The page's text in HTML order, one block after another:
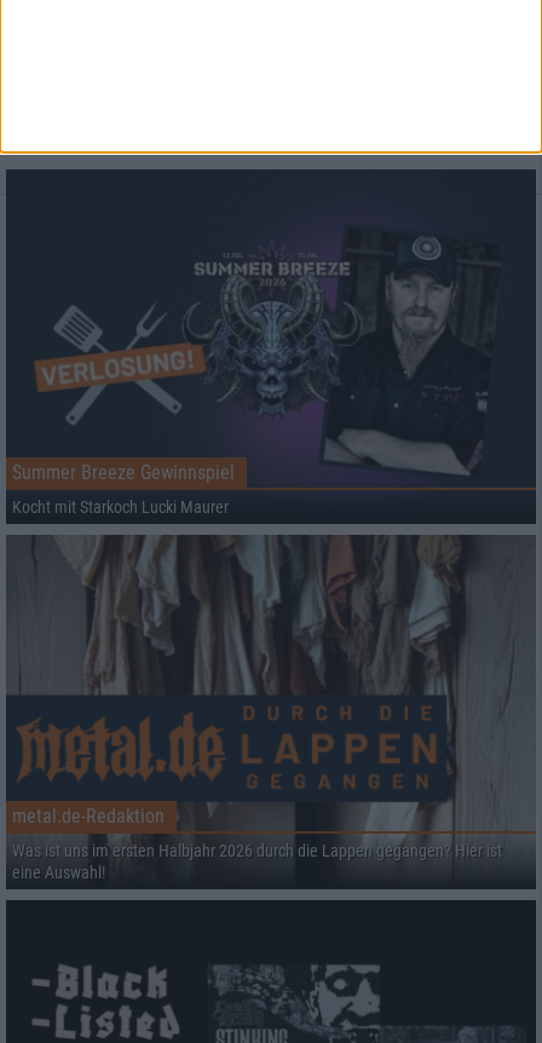
Summer Breeze Gewinnspiel
Kocht mit Starkoch Lucki Maurer
metal.de-Redaktion
Was ist uns im ersten Halbjahr 2026 durch die Lappen gegangen? Hier ist
eine Auswahl!